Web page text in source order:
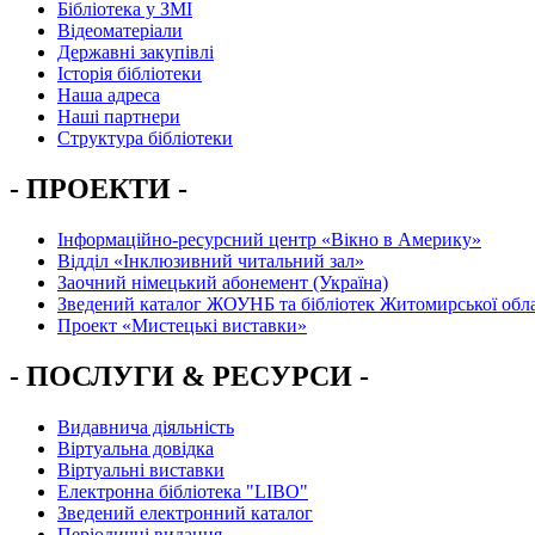
Бібліотека у ЗМІ
Відеоматеріали
Державні закупівлі
Історія бібліотеки
Наша адреса
Наші партнери
Структура бібліотеки
- ПРОЕКТИ -
Інформаційно-ресурсний центр «Вікно в Америку»
Вiддiл «Інклюзивний читальний зал»
Заочний німецький абонемент (Україна)
Зведений каталог ЖОУНБ та бібліотек Житомирської
Проект «Мистецькі виставки»
- ПОСЛУГИ & РЕСУРСИ -
Видавнича діяльність
Віртуальна довідка
Віртуальні виставки
Електронна бібліотека "LIBO"
Зведений електронний каталог